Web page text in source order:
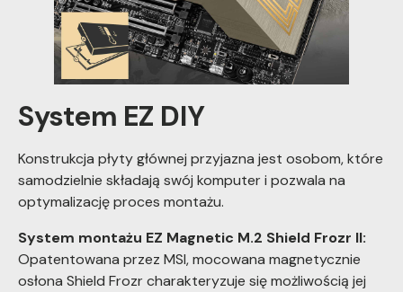
System EZ DIY
Konstrukcja płyty głównej przyjazna jest osobom, które
samodzielnie składają swój komputer i pozwala na
optymalizację proces montażu.
System montażu EZ Magnetic M.2 Shield Frozr II:
Opatentowana przez MSI, mocowana magnetycznie
osłona Shield Frozr charakteryzuje się możliwością jej